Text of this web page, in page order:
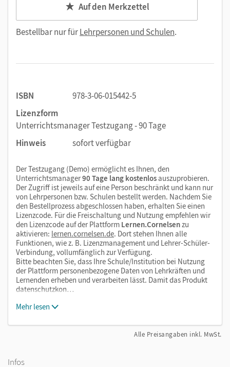
Auf den Merkzettel
Bestellbar nur fürLehrpersonen und Schulen.
ISBN
978-3-06-015442-5
Lizenzform
Unterrichtsmanager Testzugang - 90 Tage
Hinweis
sofort verfügbar
Der Testzugang (Demo) ermöglicht es Ihnen, den
Unterrichtsmanager90 Tage lang kostenlosauszuprobieren.
Der Zugriff ist jeweils auf eine Person beschränkt und kann nur
von Lehrpersonen bzw. Schulen bestellt werden. Nachdem Sie
den Bestellprozess abgeschlossen haben, erhalten Sie einen
Lizenzcode. Für die Freischaltung und Nutzung empfehlen wir
den Lizenzcode auf der Plattform Lernen.Cornelsenzu
aktivieren: lernen.cornelsen.de. Dort stehen Ihnen alle
Funktionen, wie z. B. Lizenzmanagement und Lehrer-Schüler-
Verbindung, vollumfänglich zur Verfügung.
Bitte beachten Sie, dass Ihre Schule/Institution bei Nutzung
der Plattform personenbezogene Daten von Lehrkräften und
Lernenden erheben und verarbeiten lässt. Damit das Produkt
datenschutzkon…
Mehr lesen
Alle Preisangaben inkl. MwSt.
Infos